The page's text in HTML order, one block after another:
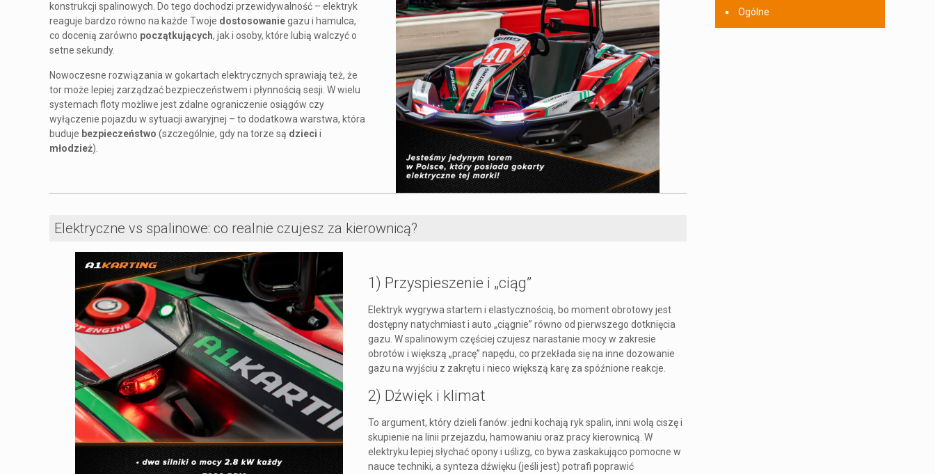
konstrukcji spalinowych. Do tego dochodzi przewidywalność – elektryk
reaguje bardzo równo na każde Twoje dostosowaniegazu i hamulca,
co docenią zarówno początkujących, jak i osoby, które lubią walczyć o
setne sekundy.
Nowoczesne rozwiązania w gokartach elektrycznych sprawiają też, że
tor może lepiej zarządzać bezpieczeństwem i płynnością sesji. W wielu
systemach floty możliwe jest zdalne ograniczenie osiągów czy
wyłączenie pojazdu w sytuacji awaryjnej – to dodatkowa warstwa, która
buduje bezpieczeństwo (szczególnie, gdy na torze są dzieci i
młodzież).
Elektryczne vs spalinowe: co realnie czujesz za kierownicą?
1) Przyspieszenie i „ciąg”
Elektryk wygrywa startem i elastycznością, bo moment obrotowy jest
dostępny natychmiast i auto „ciągnie” równo od pierwszego dotknięcia
gazu. W spalinowym częściej czujesz narastanie mocy w zakresie
obrotów i większą „pracę” napędu, co przekłada się na inne dozowanie
gazu na wyjściu z zakrętu i nieco większą karę za spóźnione reakcje.
2) Dźwięk i klimat
To argument, który dzieli fanów: jedni kochają ryk spalin, inni wolą ciszę i
skupienie na linii przejazdu, hamowaniu oraz pracy kierownicą. W
elektryku lepiej słychać opony i uślizg, co bywa zaskakująco pomocne w
nauce techniki, a synteza dźwięku (jeśli jest) potrafi poprawić
Ogólne